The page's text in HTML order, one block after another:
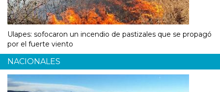
Ulapes: sofocaron un incendio de pastizales que se propagó
por el fuerte viento
NACIONALES